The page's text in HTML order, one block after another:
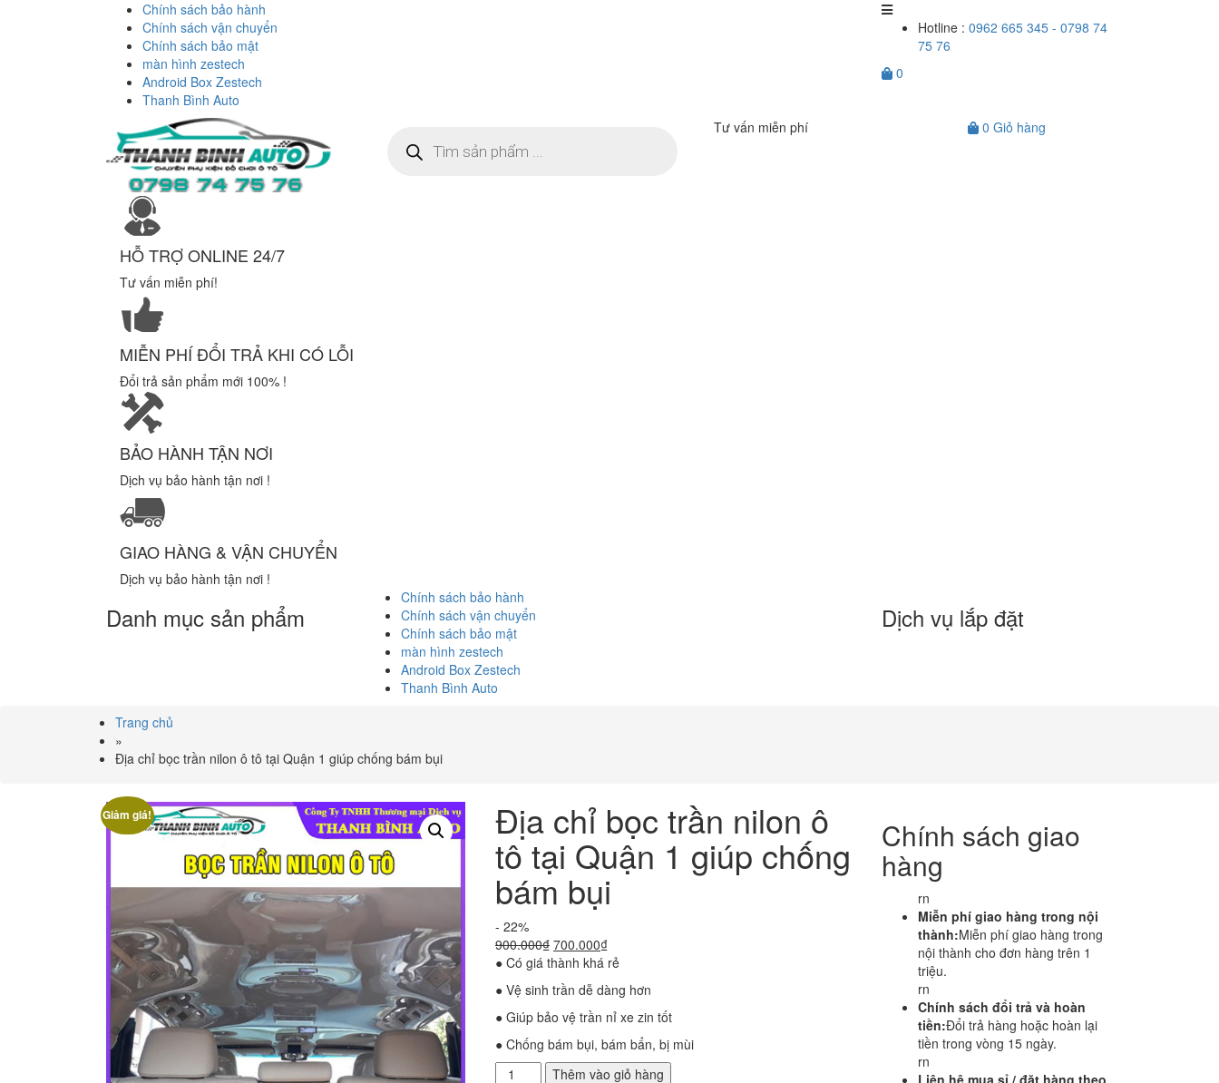
Chính sách bảo hành
Chính sách vận chuyển
Chính sách bảo mật
màn hình zestech
Android Box Zestech
Thanh Bình Auto
Hotline : 0962 665 345 - 0798 74
75 76
0
kiếm
sản
Tư vấn miễn phí 0 Giỏ hàng
HỖ TRỢ ONLINE 24/7
Tư vấn miễn phí!
MIỄN PHÍ ĐỔI TRẢ KHI CÓ LỖI
Đổi trả sản phẩm mới 100% !
BẢO HÀNH TẬN NƠI
Dịch vụ bảo hành tận nơi !
GIAO HÀNG & VẬN CHUYỂN
Dịch vụ bảo hành tận nơi !
Danh mục sản phẩm
Chính sách bảo hành
Chính sách vận chuyển
Chính sách bảo mật
màn hình zestech
Android Box Zestech
Thanh Bình Auto
Dịch vụ lắp đặt
Trang chủ
»
Địa chỉ bọc trần nilon ô tô tại Quận 1 giúp chống bám bụi
Giảm giá! Địa chỉ bọc trần nilon ô
tô tại Quận 1 giúp chống
bám bụi
- 22%
900.000₫ Giá
gốc
là:
900.000₫.
700.000₫Giá
hiện
là:
700.000₫.
● Có giá thành khá rẻ
● Vệ sinh trần dễ dàng hơn
● Giúp bảo vệ trần nỉ xe zin tốt
● Chống bám bụi, bám bẩn, bị mùi
Địa
Thêm vào giỏ hàng
Chính sách giao
hàng
rn
Miễn phí giao hàng trong nội
thành:Miễn phí giao hàng trong
nội thành cho đơn hàng trên 1
triệu.
rn
Chính sách đổi trả và hoàn
tiền:Đổi trả hàng hoặc hoàn lại
tiền trong vòng 15 ngày.
rn
Liên hệ mua sỉ / đặt hàng theo